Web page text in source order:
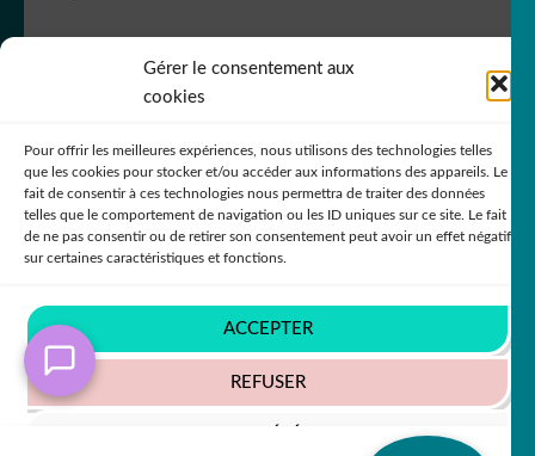
Gérer le consentement aux
cookies
Pour offrir les meilleures expériences, nous utilisons des technologies telles
que les cookies pour stocker et/ou accéder aux informations des appareils. Le
fait de consentir à ces technologies nous permettra de traiter des données
telles que le comportement de navigation ou les ID uniques sur ce site. Le fait
de ne pas consentir ou de retirer son consentement peut avoir un effet négatif
sur certaines caractéristiques et fonctions.
ACCEPTER
REFUSER
RCS Bergerac SIREN 751
© DecoStickerStore 2026
Politique de confidentialité